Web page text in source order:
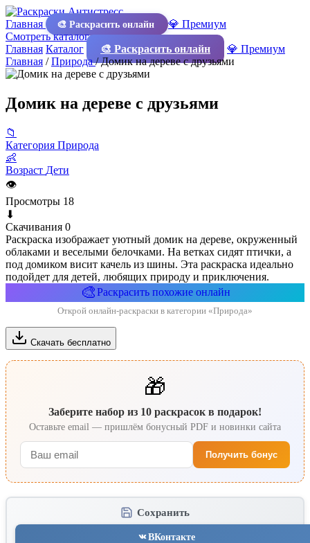
Главная 🎨 Раскрасить онлайн
💎 Премиум
Смотреть каталог
Главная Каталог 🎨 Раскрасить онлайн
💎 Премиум
Главная /Природа/Домик на дереве с друзьями
Домик на дереве с друзьями
📁
Категория Природа
👶
Возраст Дети
👁
Просмотры 18
⬇
Скачивания 0
Раскраска изображает уютный домик на дереве, окруженный
облаками и веселыми белочками. На ветках сидят птички, а
под домиком висит качель из шины. Эта раскраска идеально
подойдет для детей, любящих природу и приключения.
🎨Раскрасить похожие онлайн
Открой онлайн-раскраски в категории «Природа»
Скачать бесплатно
🎁
Заберите набор из 10 раскрасок в подарок!
Оставьте email — пришлём бонусный PDF и новинки сайта
Получить бонус
Сохранить
ВКонтакте